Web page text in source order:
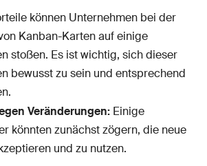
können Unternehmen bei der
Kanban-Karten auf einige
stoßen. Es ist wichtig, sich dieser
bewusst zu sein und entsprechend
Veränderungen: Einige
könnten zunächst zögern, die neue
und zu nutzen.